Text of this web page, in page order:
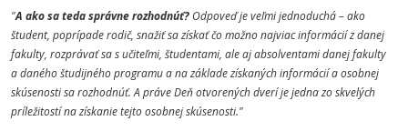
"A ako sa teda správne rozhodnúť? Odpoveď je veľmi jednoduchá – ako
študent, poprípade rodič, snažiť sa získať čo možno najviac informácií z danej
fakulty, rozprávať sa s učiteľmi, študentami, ale aj absolventami danej fakulty
a daného študijného programu a na základe získaných informácií a osobnej
skúsenosti sa rozhodnúť. A práve Deň otvorených dverí je jedna zo skvelých
príležitostí na získanie tejto osobnej skúsenosti."